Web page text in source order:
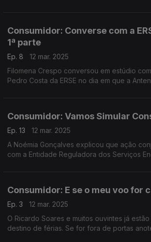
Consumidor: Converse com a
1ª parte
Ep. 8
12 mar. 2025
Filomena Crespo conversou em estúdio
Pedro Costa da ERSE no dia em que a
Consumidor: Vamos Simular
Ep. 13
12 mar. 2025
A Noémia Gonçalves explicou que ação
com a Entidade Reguladora dos Serviços
Consumidor: E se o meu voo for
Ep. 3
12 mar. 2025
O Ricardo Soares e muitos ouvintes já
destino de férias. Se for fora de portas